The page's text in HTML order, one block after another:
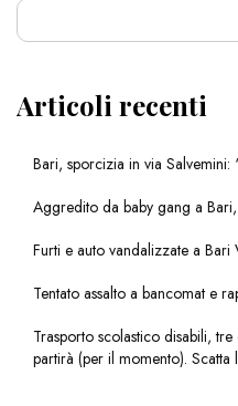
Articoli recenti
Bari, sporcizia in via Salvemini:
Aggredito da baby gang a
Furti e auto vandalizzate a
Tentato assalto a bancomat e
Trasporto scolastico disabili,
partirà (per il momento). Scatta